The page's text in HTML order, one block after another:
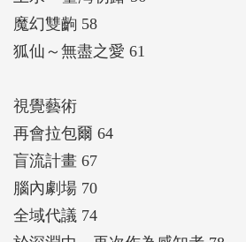
魔幻雙齣 58
狐仙～無盡之愛 61
視覺藝術
再會拉包爾 64
盲流計畫 67
腦內劇場 70
全域代議 74